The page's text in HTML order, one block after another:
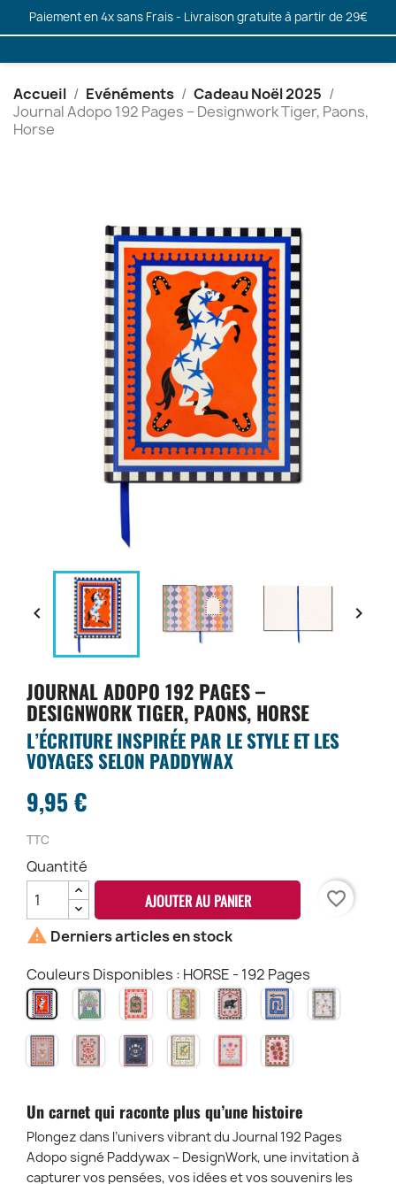
Paiement en 4x sans Frais - Livraison gratuite à partir de 29€
Accueil Evénéments
Cadeau Noël 2025
Journal Adopo 192 Pages – Designwork Tiger, Paons,
Horse
 
JOURNAL ADOPO 192 PAGES –
DESIGNWORK TIGER, PAONS, HORSE
L’ÉCRITURE INSPIRÉE PAR LE STYLE ET LES
VOYAGES SELON PADDYWAX
9,95 €
TTC
Quantité
AJOUTER AU PANIER favorite_border
 Derniers articles en stock
Couleurs Disponibles : HORSE - 192 Pages
HORSE
-
192
Pages
PAONS
-
192
Pages
TIGER
-
192
Pages
CROCODILE
-
192
Pages
ELEPHANT
-
192
Pages
EYE
-
FLOWER
-
HEARTS
-
MONKEY
-
MOON
PHASES
Pages
SNAKE
-
SUN
-
TOMATE
-
Un carnet qui raconte plus qu’une histoire
Plongez dans l’univers vibrant du Journal 192 Pages
Adopo signé Paddywax – DesignWork, une invitation à
capturer vos pensées, vos idées et vos souvenirs les